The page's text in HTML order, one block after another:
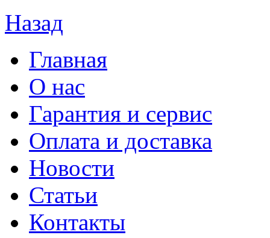
Назад
Главная
О нас
Гарантия и сервис
Оплата и доставка
Новости
Статьи
Контакты